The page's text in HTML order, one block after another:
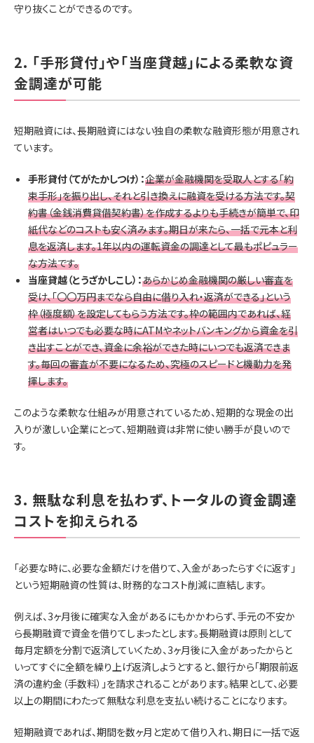
守り抜くことができるのです。
2. 「手形貸付」や「当座貸越」による柔軟な資
金調達が可能
短期融資には、長期融資にはない独自の柔軟な融資形態が用意され
ています。
手形貸付（てがたかしつけ）：企業が金融機関を受取人とする「約
束手形」を振り出し、それと引き換えに融資を受ける方法です。契
約書（金銭消費貸借契約書）を作成するよりも手続きが簡単で、印
紙代などのコストも安く済みます。期日が来たら、一括で元本と利
息を返済します。1年以内の運転資金の調達として最もポピュラー
な方法です。
当座貸越（とうざかしこし）：あらかじめ金融機関の厳しい審査を
受け、「〇〇万円までなら自由に借り入れ・返済ができる」という
枠（極度額）を設定してもらう方法です。枠の範囲内であれば、経
営者はいつでも必要な時にATMやネットバンキングから資金を引
き出すことができ、資金に余裕ができた時にいつでも返済できま
す。毎回の審査が不要になるため、究極のスピードと機動力を発
揮します。
このような柔軟な仕組みが用意されているため、短期的な現金の出
入りが激しい企業にとって、短期融資は非常に使い勝手が良いので
す。
3. 無駄な利息を払わず、トータルの資金調達
コストを抑えられる
「必要な時に、必要な金額だけを借りて、入金があったらすぐに返す」
という短期融資の性質は、財務的なコスト削減に直結します。
例えば、3ヶ月後に確実な入金があるにもかかわらず、手元の不安か
ら長期融資で資金を借りてしまったとします。長期融資は原則として
毎月定額を分割で返済していくため、3ヶ月後に入金があったからと
いってすぐに全額を繰り上げ返済しようとすると、銀行から「期限前返
済の違約金（手数料）」を請求されることがあります。結果として、必要
以上の期間にわたって無駄な利息を支払い続けることになります。
短期融資であれば、期間を数ヶ月と定めて借り入れ、期日に一括で返